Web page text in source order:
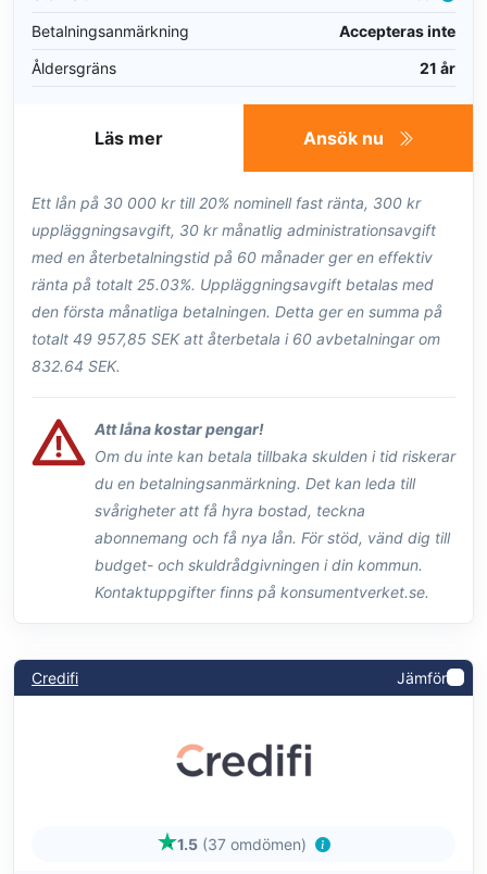
Betalningsanmärkning
Accepteras inte
Åldersgräns
21 år
Ansök nu
Läs mer
Ett lån på 30 000 kr till 20% nominell fast ränta, 300 kr
uppläggningsavgift, 30 kr månatlig administrationsavgift
med en återbetalningstid på 60 månader ger en effektiv
ränta på totalt 25.03%. Uppläggningsavgift betalas med
den första månatliga betalningen. Detta ger en summa på
totalt 49 957,85 SEK att återbetala i 60 avbetalningar om
832.64 SEK.
Att låna kostar pengar!
Om du inte kan betala tillbaka skulden i tid riskerar
du en betalningsanmärkning. Det kan leda till
svårigheter att få hyra bostad, teckna
abonnemang och få nya lån. För stöd, vänd dig till
budget- och skuldrådgivningen i din kommun.
Kontaktuppgifter finns på konsumentverket.se.
Credifi Jämför
1.5 (37 omdömen)